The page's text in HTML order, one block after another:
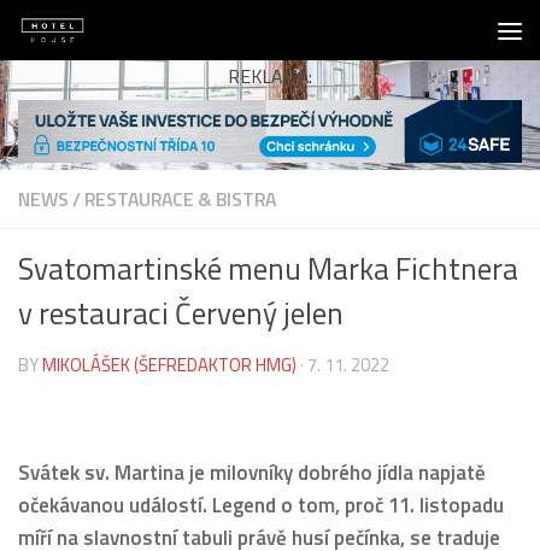
Skip to content
REKLAMA:
NEWS/RESTAURACE & BISTRA
Svatomartinské menu Marka Fichtnera
v restauraci Červený jelen
BYMIKOLÁŠEK (ŠEFREDAKTOR HMG) · 7. 11. 2022
Svátek sv. Martina je milovníky dobrého jídla napjatě
očekávanou událostí. Legend o tom, proč 11. listopadu
míří na slavnostní tabuli právě husí pečínka, se traduje